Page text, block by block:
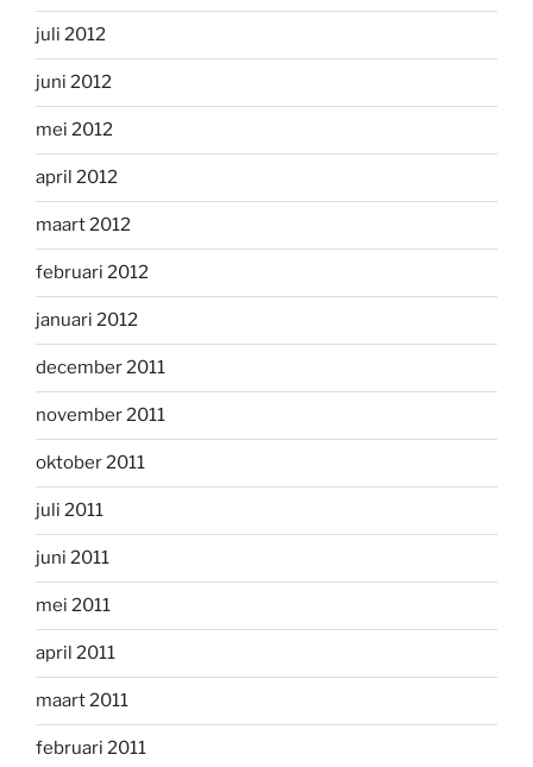
juli 2012
juni 2012
mei 2012
april 2012
maart 2012
februari 2012
januari 2012
december 2011
november 2011
oktober 2011
juli 2011
juni 2011
mei 2011
april 2011
maart 2011
februari 2011